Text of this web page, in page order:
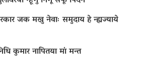
जक मखु नेवाः समुदाय हे न्ह्यज्याये
कुमार नापितया मां मन्त